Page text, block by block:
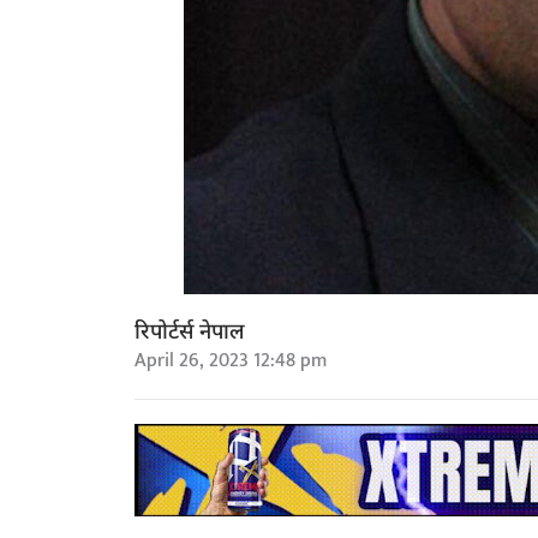
रिपोर्टर्स नेपाल
April 26, 2023 12:48 pm